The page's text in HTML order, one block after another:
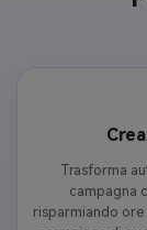
Trasforma
campagna
risparmiando